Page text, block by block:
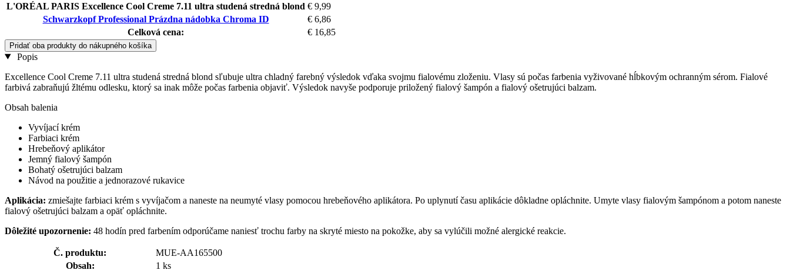
L'ORÉAL PARIS Excellence Cool Creme 7.11 ultra studená stredná blond € 9,99
Schwarzkopf Professional Prázdna nádobka Chroma ID
€ 6,86
Celková cena:
€ 16,85
Pridať oba produkty do nákupného košíka
Popis
Excellence Cool Creme 7.11 ultra studená stredná blond sľubuje ultra chladný farebný výsledok vďaka svojmu fialovému zloženiu. Vlasy sú počas farbenia vyživované hĺbkovým ochranným sérom. Fialové
farbivá zabraňujú žltému odlesku, ktorý sa inak môže počas farbenia objaviť. Výsledok navyše podporuje priložený fialový šampón a fialový ošetrujúci balzam.
Obsah balenia
Vyvíjací krém
Farbiaci krém
Hrebeňový aplikátor
Jemný fialový šampón
Bohatý ošetrujúci balzam
Návod na použitie a jednorazové rukavice
Aplikácia: zmiešajte farbiaci krém s vyvíjačom a naneste na neumyté vlasy pomocou hrebeňového aplikátora. Po uplynutí času aplikácie dôkladne opláchnite. Umyte vlasy fialovým šampónom a potom naneste
fialový ošetrujúci balzam a opäť opláchnite.
Dôležité upozornenie: 48 hodín pred farbením odporúčame naniesť trochu farby na skryté miesto na pokožke, aby sa vylúčili možné alergické reakcie.
Č. produktu:
MUE-AA165500
Obsah:
1 ks